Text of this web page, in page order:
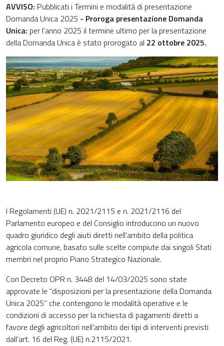
AVVISO: Pubblicati i Termini e modalità di presentazione
Domanda Unica 2025 - Proroga presentazione Domanda
Unica: per l’anno 2025 il termine ultimo per la presentazione
della Domanda Unica è stato prorogato al 22 ottobre 2025.
I Regolamenti (UE) n. 2021/2115 e n. 2021/2116 del
Parlamento europeo e del Consiglio introducono un nuovo
quadro giuridico degli aiuti diretti nell’ambito della politica
agricola comune, basato sulle scelte compiute dai singoli Stati
membri nel proprio Piano Strategico Nazionale.
Con Decreto OPR n. 3448 del 14/03/2025 sono state
approvate le “disposizioni per la presentazione della Domanda
Unica 2025” che contengono le modalità operative e le
condizioni di accesso per la richiesta di pagamenti diretti a
favore degli agricoltori nell’ambito dei tipi di interventi previsti
dall’art. 16 del Reg. (UE) n.2115/2021.